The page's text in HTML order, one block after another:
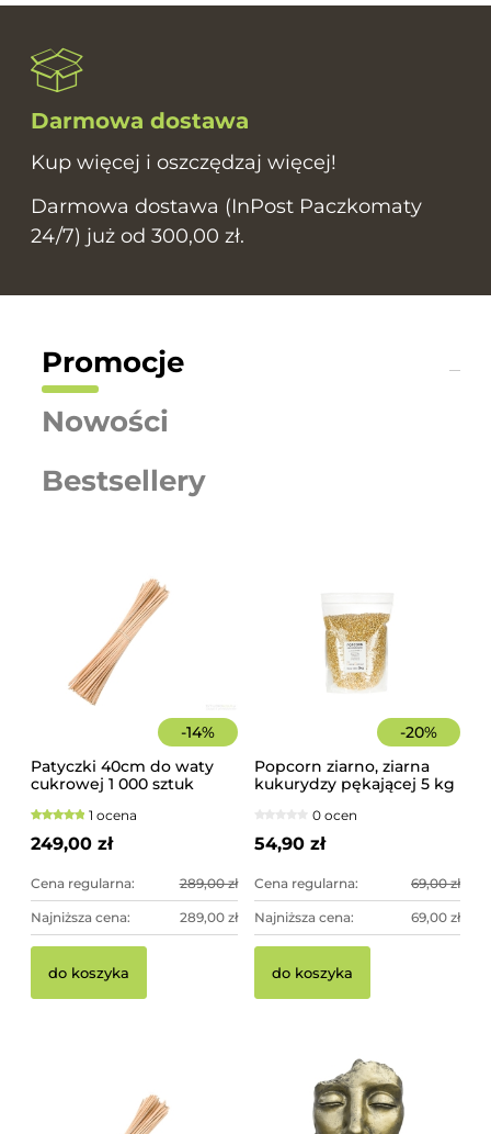
Darmowa dostawa
Kup więcej i oszczędzaj więcej!
Darmowa dostawa (InPost Paczkomaty
24/7) już od 300,00 zł.
Promocje
Nowości
Bestsellery
-14%
Patyczki 40cm do waty
cukrowej 1 000 sztuk
1 ocena
249,00 zł
Cena regularna: 289,00 zł
Najniższa cena: 289,00 zł
do koszyka
-20%
Popcorn ziarno, ziarna
kukurydzy pękającej 5 kg
0 ocen
54,90 zł
Cena regularna: 69,00 zł
Najniższa cena: 69,00 zł
do koszyka